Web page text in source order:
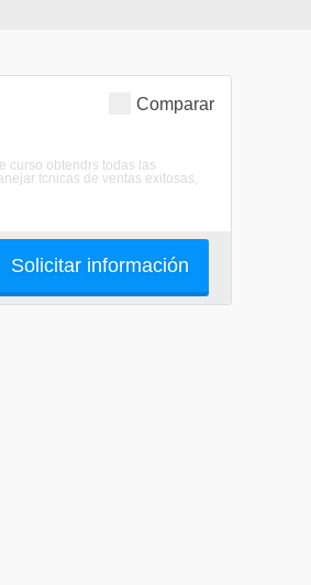
Comparar
curso obtendrs todas las
tcnicas de ventas exitosas,
Solicitar información